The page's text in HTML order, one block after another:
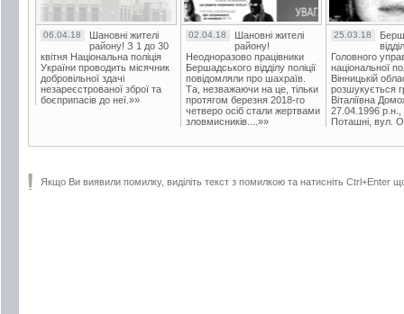
06.04.18
Шановні жителі
району! З 1 до 30
квітня Національна поліція
України проводить місячник
добровільної здачі
незареєстрованої зброї та
боєприпасів до неї.»»
02.04.18
Шановні жителі
району!
Неодноразово працівники
Бершадського відділу поліції
повідомляли про шахраїв.
Та, незважаючи на це, тільки
протягом березня 2018-го
четверо осіб стали жертвами
зловмисників....»»
25.03.18
Головного
національної
Вінницькій
розшукується
Віталіївна
27.04.1996 р.н.,
Поташні, вул.
Якщо Ви виявили помилку, виділіть текст з помилкою та натисніть Ctrl+Enter